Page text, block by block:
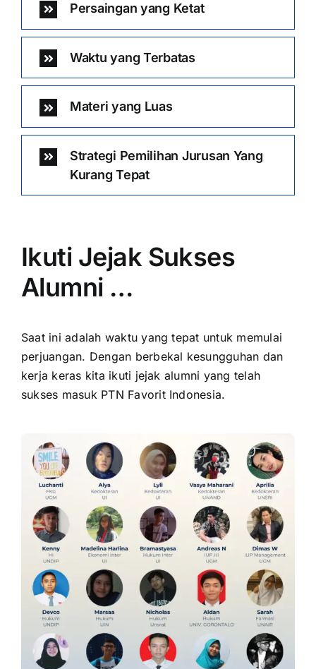
Persaingan yang Ketat
Waktu yang Terbatas
Materi yang Luas
Strategi Pemilihan Jurusan Yang
Kurang Tepat
Ikuti Jejak Sukses
Alumni …
Saat ini adalah waktu yang tepat untuk memulai
perjuangan. Dengan berbekal kesungguhan dan
kerja keras kita ikuti jejak alumni yang telah
sukses masuk PTN Favorit Indonesia.